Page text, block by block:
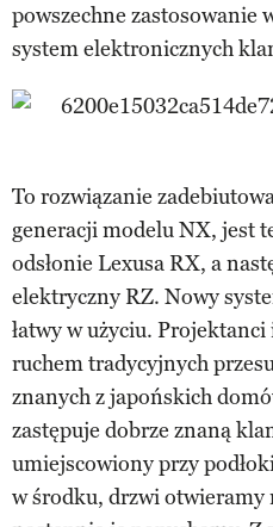
powszechne zastosowanie
system elektronicznych
To rozwiązanie
generacji modelu NX, jest
odsłonie Lexusa RX, a
elektryczny RZ. Nowy
łatwy w użyciu.
ruchem tradycyjnych
znanych z japońskich
zastępuje dobrze znaną
umiejscowiony przy
w środku, drzwi otwieramy